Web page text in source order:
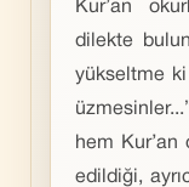
Kur’an
dilekte
yükseltme
hem
edildiği,